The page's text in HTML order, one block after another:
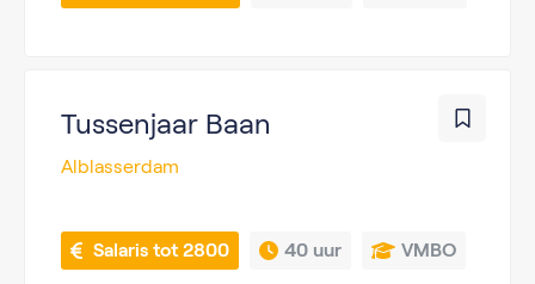
Tussenjaar Baan
Alblasserdam
Salaris tot 2800 40 uur VMBO